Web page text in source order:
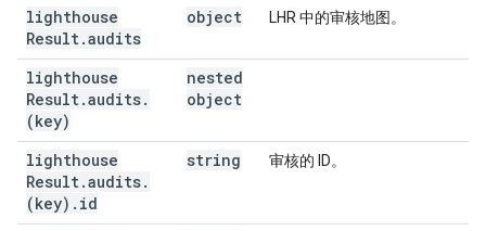
lighthouse
Result.audits
object LHR 中的审核地图。
lighthouse
Result.audits.
(key)
nested
object
lighthouse
Result.audits.
(key) . id
string 审核的 ID。